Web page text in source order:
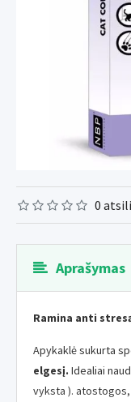
0
Aprašymas
Ramina anti
Apykaklė sukurta
elgesį. Idealiai
vyksta ).